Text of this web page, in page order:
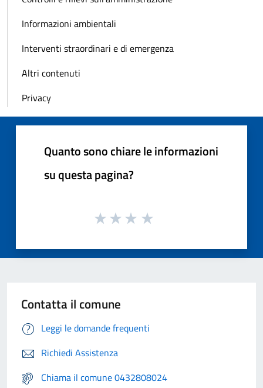
Informazioni ambientali
Interventi straordinari e di emergenza
Altri contenuti
Privacy
Quanto sono chiare le informazioni
su questa pagina?
Contatta il comune
Leggi le domande frequenti
Richiedi Assistenza
Chiama il comune 0432808024